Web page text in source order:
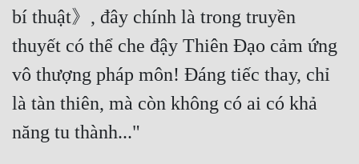
bí thuật》, đây chính là trong truyền
thuyết có thể che đậy Thiên Đạo cảm ứng
vô thượng pháp môn! Đáng tiếc thay, chỉ
là tàn thiên, mà còn không có ai có khả